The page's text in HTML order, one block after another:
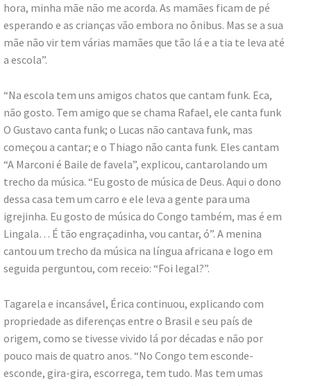
hora, minha mãe não me acorda. As mamães ficam de pé
esperando e as crianças vão embora no ônibus. Mas se a sua
mãe não vir tem várias mamães que tão lá e a tia te leva até
a escola”.
“Na escola tem uns amigos chatos que cantam funk. Eca,
não gosto. Tem amigo que se chama Rafael, ele canta funk
O Gustavo canta funk; o Lucas não cantava funk, mas
começou a cantar; e o Thiago não canta funk. Eles cantam
“A Marconi é Baile de favela”, explicou, cantarolando um
trecho da música. “Eu gosto de música de Deus. Aqui o dono
dessa casa tem um carro e ele leva a gente para uma
igrejinha. Eu gosto de música do Congo também, mas é em
Lingala… É tão engraçadinha, vou cantar, ó”. A menina
cantou um trecho da música na língua africana e logo em
seguida perguntou, com receio: “Foi legal?”.
Tagarela e incansável, Érica continuou, explicando com
propriedade as diferenças entre o Brasil e seu país de
origem, como se tivesse vivido lá por décadas e não por
pouco mais de quatro anos. “No Congo tem esconde-
esconde, gira-gira, escorrega, tem tudo. Mas tem umas